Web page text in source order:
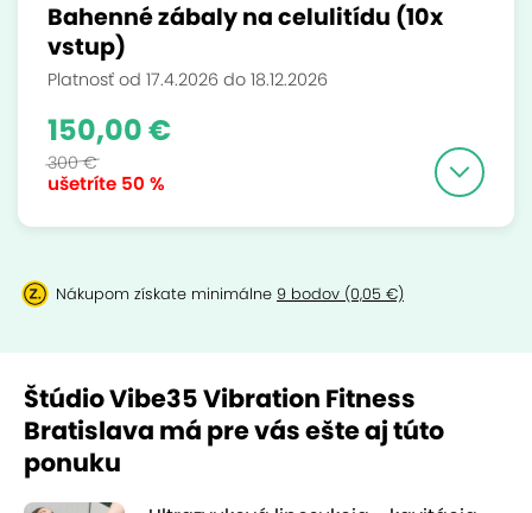
Bahenné zábaly na celulitídu (10x
vstup)
Platnosť od 17.4.2026 do 18.12.2026
ušetríte 50 %
150,00 €
300 €
Nákupom získate minimálne 9 bodov (0,05 €)
Štúdio Vibe35 Vibration Fitness
Bratislava má pre vás ešte aj túto
ponuku